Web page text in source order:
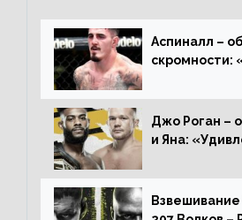
Аспиналл –
скромности:
дерьмо»
Джо Роган –
и Яна:
Алджамейн
выиграл»